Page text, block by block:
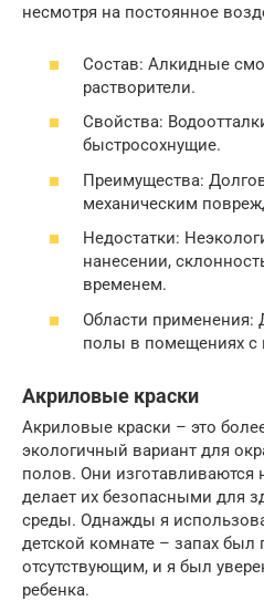
несмотря на постоянное
Состав: Алкидные
растворители.
Свойства:
быстросохнущие.
Преимущества:
механическим
Недостатки:
нанесении,
временем.
Области применения:
полы в помещениях
Акриловые краски
Акриловые краски – это
экологичный вариант для
полов. Они изготавливаются
делает их безопасными для
среды. Однажды я
детской комнате – запах был
отсутствующим, и я был
ребенка.